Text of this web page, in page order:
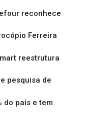
reconhece
Ferreira
reestrutura
pesquisa de
do país e tem